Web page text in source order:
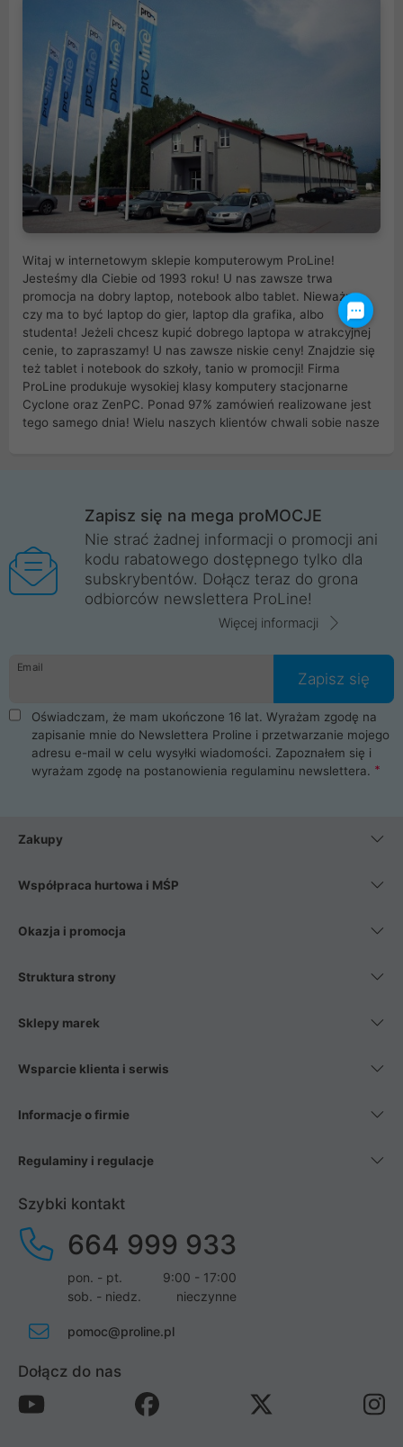
Witaj w internetowym sklepie komputerowym ProLine!
Jesteśmy dla Ciebie od 1993 roku! U nas zawsze trwa
promocja na dobry laptop, notebook albo tablet. Nieważne
czy ma to być laptop do gier, laptop dla grafika, albo
studenta! Jeżeli chcesz kupić dobrego laptopa w atrakcyjnej
cenie, to zapraszamy! U nas zawsze niskie ceny! Znajdzie się
też tablet i notebook do szkoły, tanio w promocji! Firma
ProLine produkuje wysokiej klasy komputery stacjonarne
Cyclone oraz ZenPC. Ponad 97% zamówień realizowane jest
tego samego dnia! Wielu naszych klientów chwali sobie nasze
Wrocław, Poznań, Legnica, Katowice, Gliwice, Kalisz, Bytom,
Trzebnica, Opole. Szybka i profesjonalna obsługa!
ProLine to polska firma ze 100% polskim kapitałem. Działamy
legalnie i płacimy podatki w naszym kraju! Posiadamy siedzibę
główną w Mirkowie oraz salony na terenie kraju. Cała
komunikacja ze sklepem komputerowym ProLine jest
danych osobowych. Dlatego zakup notebooka albo laptopa w
ProLine to czysta przyjemność i pełne bezpieczeństwo.
Zaopatrzysz się u nas w akcesoria i części komputerowe
takie jak procesory, karty graficzne, płyty główne, pamięci,
dyski SSD, M.2 oraz HDD. Nasi pracownicy pomogą Ci wybrać
najlepszy zasilacz komputerowy oraz obudowę do komputera.
Poza komputerami mamy również najlepsze na rynku
Smartfony takich producentów jak Xiaomi, Apple, Samsung i
wentylatory. Na koniec mając już to wszystko, możesz
Zapisz się na mega proMOCJE
Nie strać żadnej informacji o promocji ani
kodu rabatowego dostępnego tylko dla
subskrybentów. Dołącz teraz do grona
odbiorców newslettera ProLine!
Więcej informacji
Email
Zapisz się
Oświadczam, że mam ukończone 16 lat. Wyrażam zgodę na
zapisanie mnie do Newslettera Proline i przetwarzanie mojego
adresu e-mail w celu wysyłki wiadomości. Zapoznałem się i
wyrażam zgodę na postanowienia regulaminu newslettera.
Zakupy
Współpraca hurtowa i MŚP
Okazja i promocja
Struktura strony
Sklepy marek
Wsparcie klienta i serwis
Informacje o firmie
Regulaminy i regulacje
Szybki kontakt
664 999 933
pon. - pt.
9:00 - 17:00
sob. - niedz.
nieczynne
pomoc@proline.pl
Dołącz do nas